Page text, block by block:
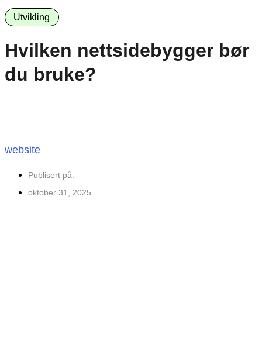
Utvikling
Hvilken nettsidebygger bør
du bruke?
website
Publisert på:
oktober 31, 2025